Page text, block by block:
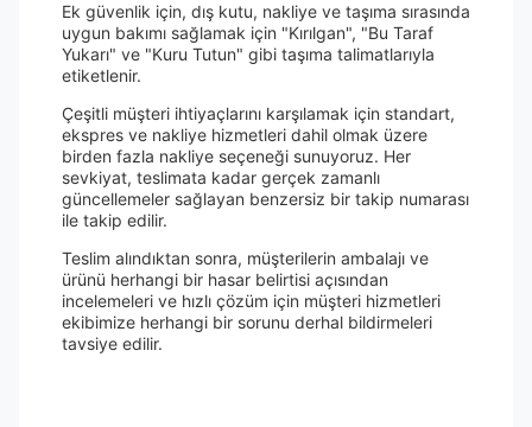
Ek güvenlik için, dış kutu, nakliye ve taşıma sırasında
uygun bakımı sağlamak için "Kırılgan", "Bu Taraf
Yukarı" ve "Kuru Tutun" gibi taşıma talimatlarıyla
etiketlenir.
Çeşitli müşteri ihtiyaçlarını karşılamak için standart,
ekspres ve nakliye hizmetleri dahil olmak üzere
birden fazla nakliye seçeneği sunuyoruz. Her
sevkiyat, teslimata kadar gerçek zamanlı
güncellemeler sağlayan benzersiz bir takip numarası
ile takip edilir.
Teslim alındıktan sonra, müşterilerin ambalajı ve
ürünü herhangi bir hasar belirtisi açısından
incelemeleri ve hızlı çözüm için müşteri hizmetleri
ekibimize herhangi bir sorunu derhal bildirmeleri
tavsiye edilir.